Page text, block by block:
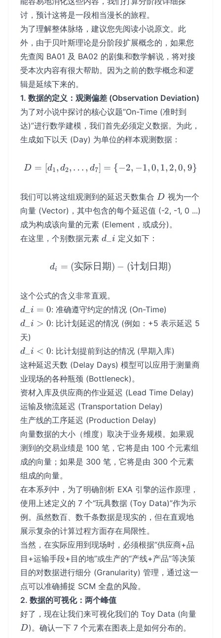
讨，预计这将是一段相当漫长的旅程。
为了理解整体脉络，建议您先阅读小说原文。此
外，由于贝叶斯理论是分阶段扩展概念的，如果您
先查阅 BA01 及 BA02 的剧集和数学解说，将对接
受本次内容有很大帮助。因为之前的数学概念和逻
辑是延续下来的。
1. 数据的定义：观测偏差 (Observation Deviation)
为了对小说中探讨的核心议题“On-Time (准时到
达)”进行数学建模，我们首先必须定义数据。为此，
生成如下以天 (Day) 为单位的样本观测数据：
D = [d_{1}, d_{2},
D = [d1, d2, … , d7] = {−2, −1,0, 1, 2,0, 9}
我们可以将这组观测到的延迟天数集合 D
D 视为一个
向量 (Vector)，其中包含的每个延迟值 (-2, -1, 0 ...)
成为构成该向量的元素 (Element，或成分)。
在这里，个别数据元素 d\_{i}
d i 定义如下：
d_{i} = (\text{实际日期
di = (实际日期) − (计划日期)
这个公式的含义非常直观。
d\_{i}
= 0
d i = 0: 准确遵守约定的情况 (On-Time)
d\_{i}
> 0
d i > 0: 比计划延迟的情况 (例如：+5 表示延迟 5
天)
d\_{i}
< 0
d i < 0: 比计划提前到达的情况 (早期入库)
这种延迟天数 (Delay Days) 模型可以应用于测量商
业现场的各种瓶颈 (Bottleneck)。
资材入库及供应商的作业延迟 (Lead Time Delay)
运输及物流延迟 (Transportation Delay)
生产线的工序延迟 (Production Delay)
向量数据的大小（维度）取决于业务规模。如果观
测到的交易业绩是 100 笔，它将是由 100 个元素组
成的向量；如果是 300 笔，它将是由 300 个元素
组成的向量。
在本系列中，为了明确剖析 EXA 引擎的运作原理，
使用上述定义的 7 个“玩具数据 (Toy Data)”作为示
例。虽然数百、数千条数据是现实的，但在直观地
展示复杂的计算过程方面存在局限性。
当然，在实际应用到现场时，必须根据“供应商+品
目+运输手段+目的地”或生产的“产线+产品”等决策
目的对数据进行细分 (Granularity) 管理，通过这一
点可以准确捕捉 SCM 全盘的风险。
2. 数据的可视化：两个峰值
好了，现在让我们来可视化我们的 Toy Data (向量
D)。确认一下 7 个元素在图表上是如何分布的。